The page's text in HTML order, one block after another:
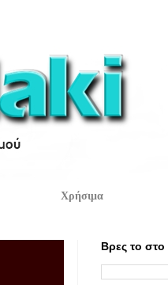
Χρήσιμα
Βρες το